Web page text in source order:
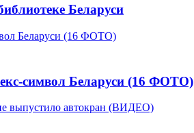
Беларуси
символ Беларуси (16 ФОТО)